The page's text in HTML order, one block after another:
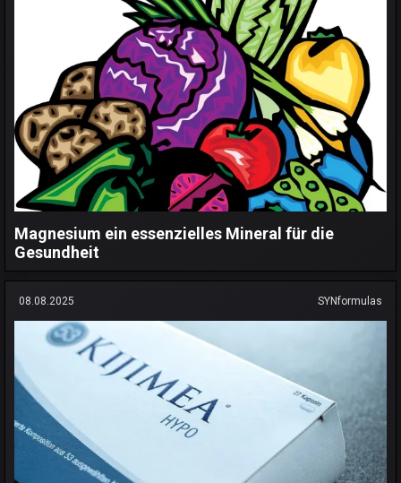
Magnesium ein essenzielles Mineral für die
Gesundheit
08.08.2025 SYNformulas